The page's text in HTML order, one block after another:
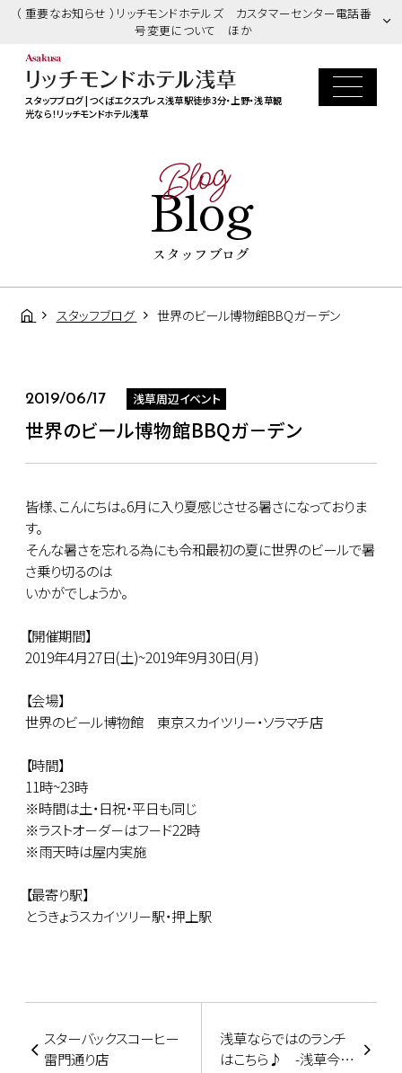
（ 重要なお知らせ ）リッチモンドホテルズ カスタマーセンター電話番
号変更について ほか
スタッフブログ | つくばエクスプレス浅草駅徒歩3分・上野・浅草観
光なら！リッチモンドホテル浅草
Blog
Blog
スタッフブログ
スタッフブログ 世界のビール博物館BBQガ－デン
2019/06/17 浅草周辺イベント
世界のビール博物館BBQガ－デン
皆様、こんにちは。6月に入り夏感じさせる暑さになっておりま
す。
そんな暑さを忘れる為にも令和最初の夏に世界のビールで暑
さ乗り切るのは
いかがでしょうか。
【開催期間】
2019年4月27日(土)~2019年9月30日(月)
【会場】
世界のビール博物館 東京スカイツリ－・ソラマチ店
【時間】
11時~23時
※時間は土・日祝・平日も同じ
※ラストオ－ダ－はフ－ド22時
※雨天時は屋内実施
【最寄り駅】
とうきょうスカイツリ－駅・押上駅
スターバックスコーヒー
雷門通り店
浅草ならではのランチ
はこちら♪ -浅草今